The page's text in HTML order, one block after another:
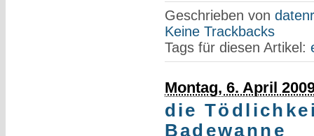
Geschrieben von
Keine Trackbacks
Tags für diesen Artikel:
Montag, 6. April
die
Badewanne